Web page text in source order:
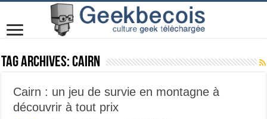
Tag Archives:Cairn
Cairn : un jeu de survie en montagne à
découvrir à tout prix